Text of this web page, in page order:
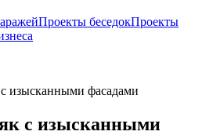
Проекты беседокПроекты
изысканными фасадами
с изысканными